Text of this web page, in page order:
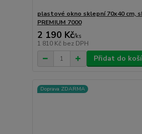
plastové okno sklepní 70x40 cm,
PREMIUM 7000
2 190 Kč/ks
1 810 Kč bez DPH
Přidat do
Doprava ZDARMA